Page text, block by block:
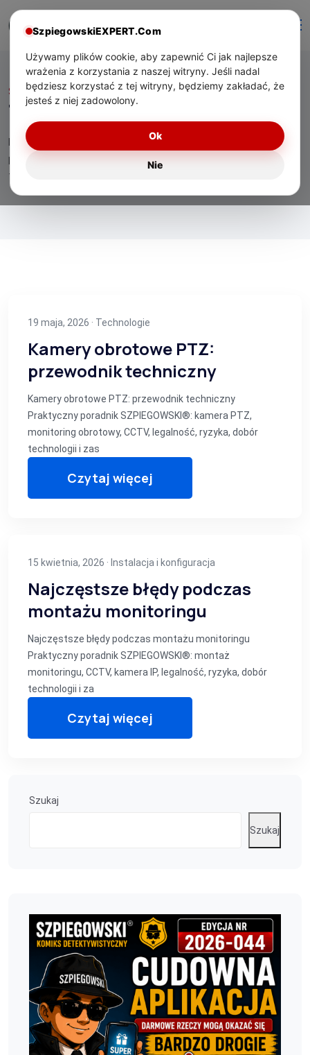
Start/ Tag:instalacja
Tag:instalacja
Eksperckie materiały o technologiach bezpieczeństwa,
praktycznym zastosowaniu urządzeń oraz wsparciu
technicznym dla użytkowników w Polsce.
19 maja, 2026 · Technologie
Kamery obrotowe PTZ:
przewodnik techniczny
Kamery obrotowe PTZ: przewodnik techniczny
Praktyczny poradnik SZPIEGOWSKI®: kamera PTZ,
monitoring obrotowy, CCTV, legalność, ryzyka, dobór
technologii i zas
Czytaj więcej
15 kwietnia, 2026 · Instalacja i konfiguracja
Najczęstsze błędy podczas
montażu monitoringu
Najczęstsze błędy podczas montażu monitoringu
Praktyczny poradnik SZPIEGOWSKI®: montaż
monitoringu, CCTV, kamera IP, legalność, ryzyka, dobór
technologii i za
Czytaj więcej
Szukaj
Szukaj
SzpiegowskiEXPERT.Com
Używamy plików cookie, aby zapewnić Ci jak najlepsze
wrażenia z korzystania z naszej witryny. Jeśli nadal
będziesz korzystać z tej witryny, będziemy zakładać, że
jesteś z niej zadowolony.
Nie
Ok